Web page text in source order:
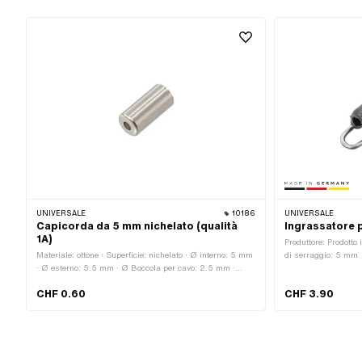
UNIVERSALE 10186
Capicorda da 5 mm nichelato (qualità
1A)
Materiale: ottone · Superficie: nichelato · Ø interno: 5 mm
· Ø esterno: 5.5 mm · Ø Boccola per cavo: 2.5 mm ·
applicazione: Standard
CHF 0.60
UNIVERSALE
Ingrassatore
Produttore:
di serraggio: 5 mm
CHF 3.90